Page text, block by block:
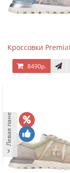
Кроссовки
8490р.
Левая панель